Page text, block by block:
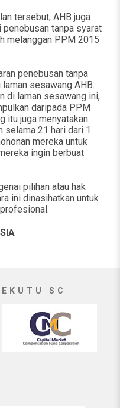
tersebut, AHB juga
tanpa syarat
melanggan PPM 2015
penebusan tanpa
sesawang AHB.
di laman sesawang ini,
daripada PPM
itu juga menyatakan
selama 21 hari dari 1
mereka untuk
ingin berbuat
pilihan atau hak
ini dinasihatkan untuk
SC